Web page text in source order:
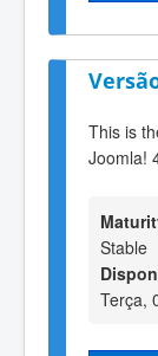
This is
Joomla!
Stable
Terça,